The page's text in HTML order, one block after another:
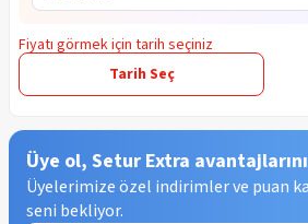
Fiyatı görmek için tarih seçiniz
Tarih Seç
Üye ol, Setur Extra
Üyelerimize özel indirimler ve puan
seni bekliyor.